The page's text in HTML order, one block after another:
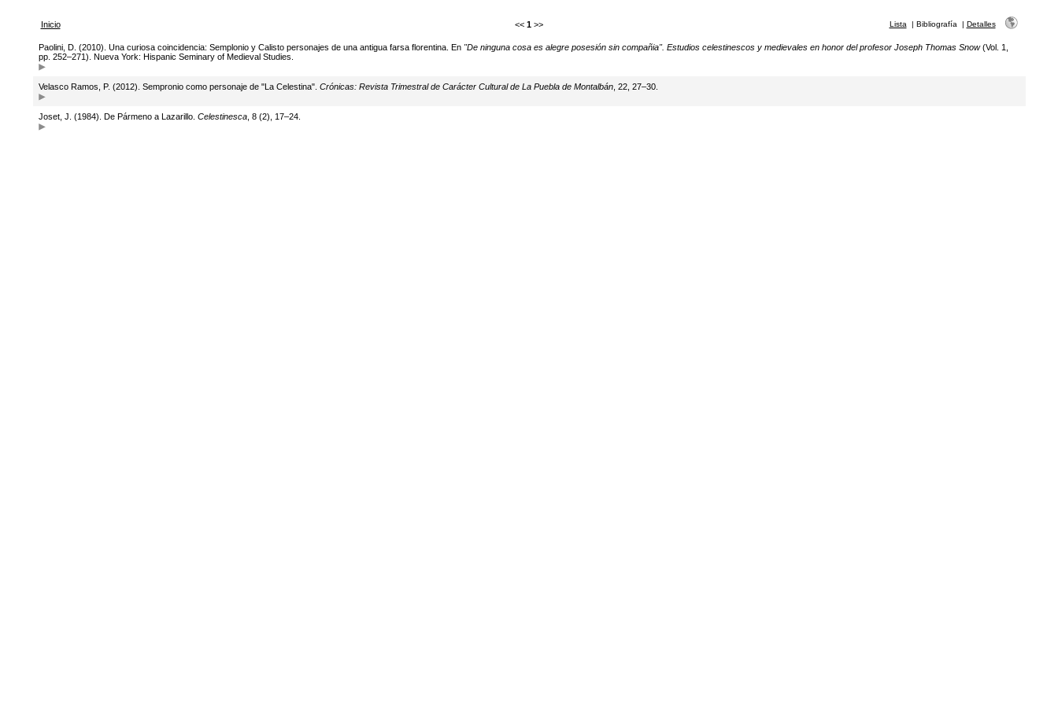
Inicio << 1 >> Lista | Bibliografía | Detalles
Paolini, D. (2010). Una curiosa coincidencia: Semplonio y Calisto personajes de una antigua farsa florentina. En "De ninguna cosa es alegre posesión sin compañia". Estudios celestinescos y medievales en honor del profesor Joseph Thomas Snow(Vol. 1,
pp. 252–271). Nueva York: Hispanic Seminary of Medieval Studies.
Velasco Ramos, P. (2012). Sempronio como personaje de "La Celestina". Crónicas: Revista Trimestral de Carácter Cultural de La Puebla de Montalbán, 22, 27–30.
Joset, J. (1984). De Pármeno a Lazarillo. Celestinesca, 8 (2), 17–24.